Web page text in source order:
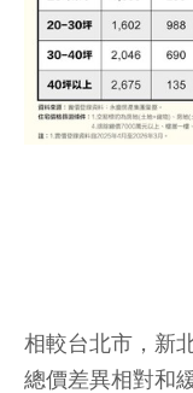
相較台北市，新
總價差異相對和